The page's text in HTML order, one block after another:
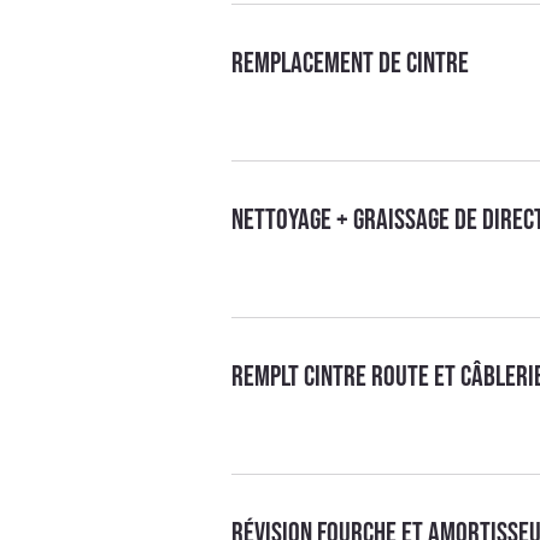
Remplacement de cintre
Nettoyage + graissage de
Remplt cintre route et